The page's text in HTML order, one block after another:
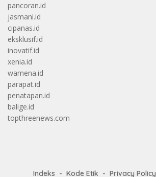
pancoran.id
jasmani.id
cipanas.id
eksklusif.id
inovatif.id
xenia.id
wamena.id
parapat.id
penatapan.id
balige.id
topthreenews.com
Indeks Kode Etik Privacy Policy